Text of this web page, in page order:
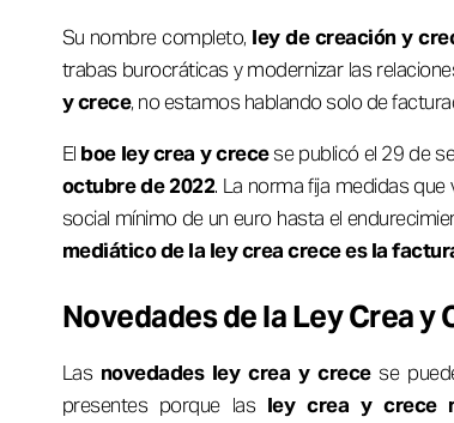
Su nombre completo, ley de creación y
trabas burocráticas y modernizar las
y crece, no estamos hablando solo de
El boe ley crea y crecese publicó el 29 de
octubre de 2022. La norma fija medidas
social mínimo de un euro hasta el
mediático de la ley crea crece es la
Novedades de la Ley Crea y
Las novedades ley crea y crecese
presentes porque las ley crea y crece